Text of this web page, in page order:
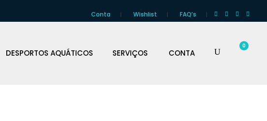
Conta Wishlist FAQ’s
DESPORTOS AQUÁTICOS SERVIÇOS CONTA
0